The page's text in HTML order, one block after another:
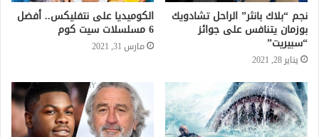
نجم “بلاك بانثر” الراحل تشادويك
بوزمان يتنافس على جوائز
“سبيريت”
يناير 28, 2021
الكوميديا على نتفليكس.. أفضل
6 مسلسلات سيت كوم
مارس 31, 2021